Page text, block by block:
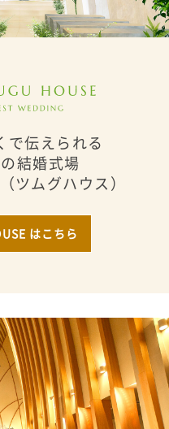
で伝えられる
結婚式場
ツムグハウス）
はこちら